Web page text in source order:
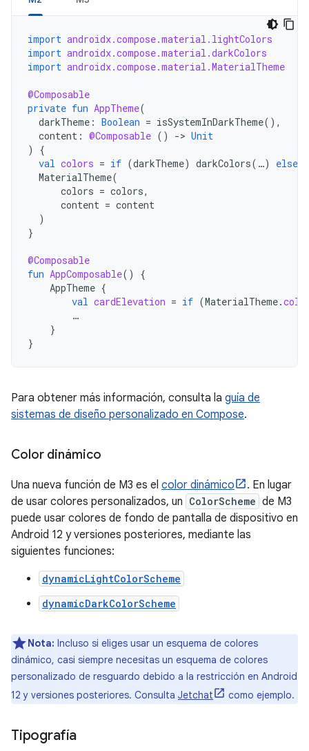
import androidx.compose.material.lightColors
import androidx.compose.material.darkColors
import androidx.compose.material.MaterialTheme
@Composable
private fun AppTheme(
darkTheme : Boolean = isSystemInDarkTheme(),
content : @Composable () -> Unit
)
{
val colors = if (darkTheme) darkColors( …) else
MaterialTheme(
colors = colors,
content = content
)
}
@Composable
fun AppComposable()
{
AppTheme {
val cardElevation = if (MaterialTheme.
…
}
}
Para obtener más información, consulta la guía de
sistemas de diseño personalizado en Compose.
Color dinámico
Una nueva función de M3 es el color dinámico
. En lugar
de usar colores personalizados, un ColorScheme de M3
puede usar colores de fondo de pantalla de dispositivo en
Android 12 y versiones posteriores, mediante las
siguientes funciones:
dynamicLightColorScheme
dynamicDarkColorScheme
Nota: Incluso si eliges usar un esquema de colores
dinámico, casi siempre necesitas un esquema de colores
personalizado de resguardo debido a la restricción en Android
12 y versiones posteriores. Consulta Jetchat como ejemplo.
Tipografía